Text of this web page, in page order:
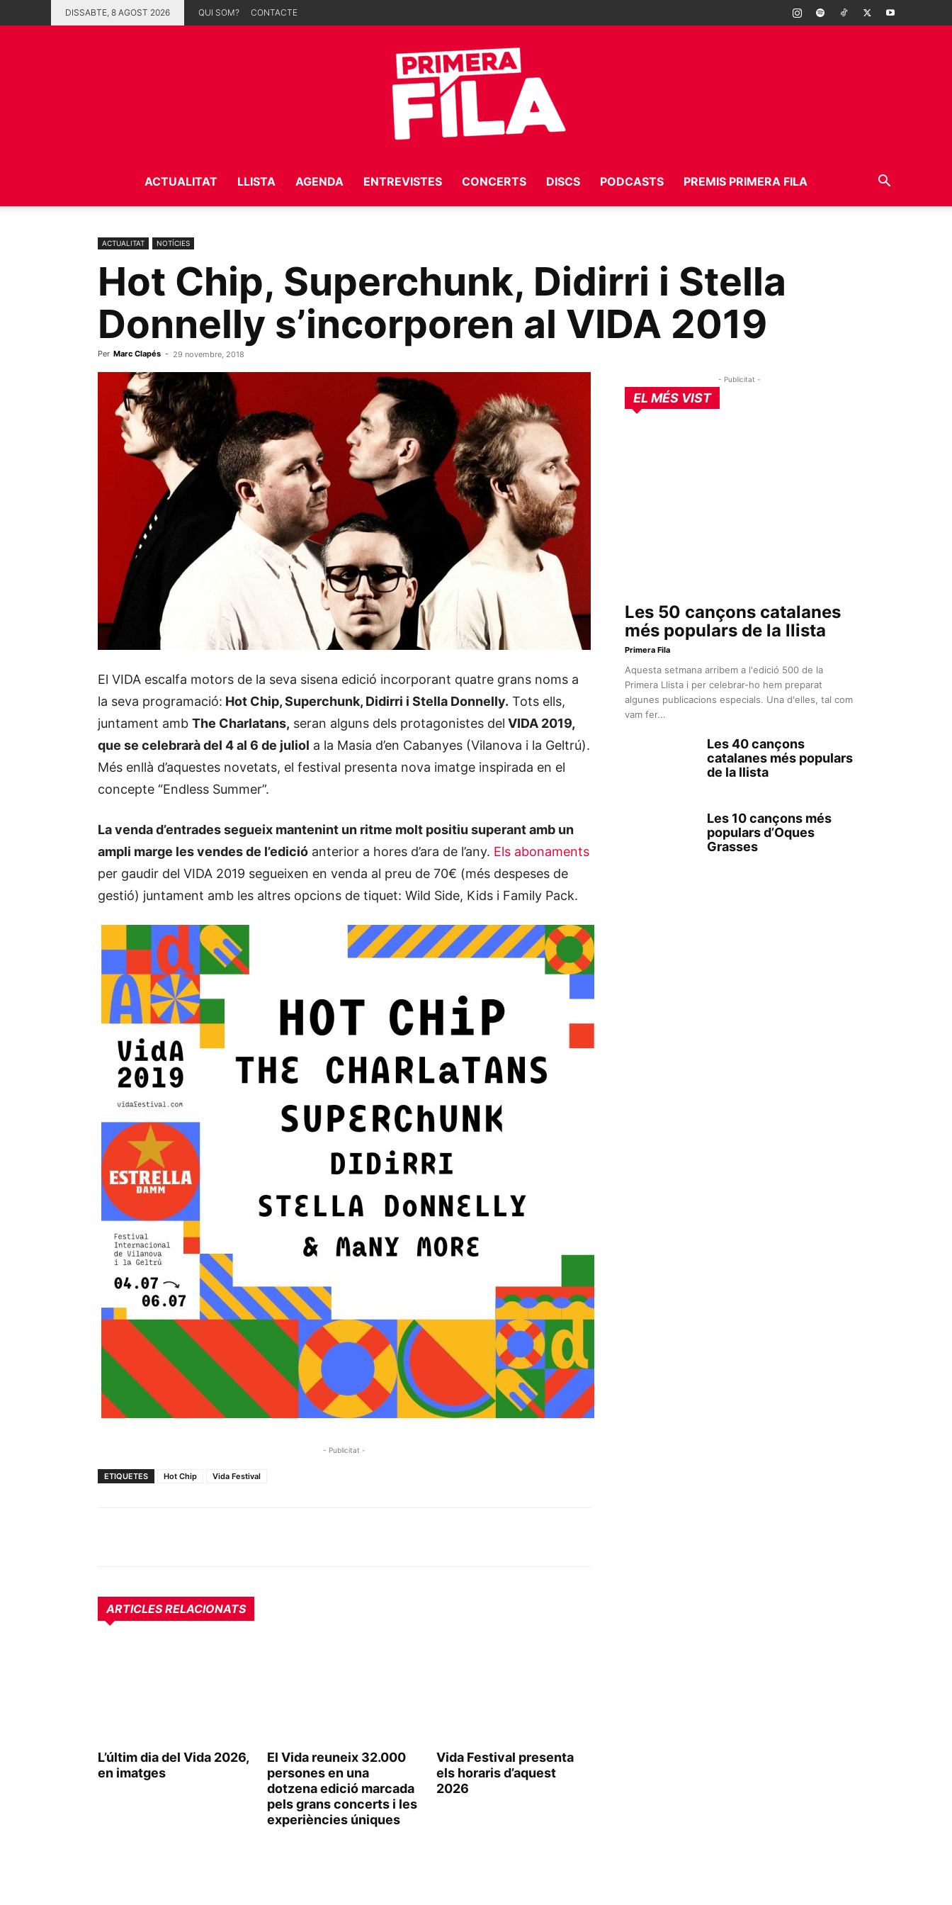
DISSABTE, 8 AGOST 2026 QUI SOM? CONTACTE
Fila
ACTUALITAT LLISTA AGENDA ENTREVISTES CONCERTS DISCS PODCASTS PREMIS PRIMERA FILA
ACTUALITAT NOTÍCIES
Hot Chip, Superchunk, Didirri i Stella
Donnelly s’incorporen al VIDA 2019
Per Marc Clapés - 29 novembre, 2018
El VIDA escalfa motors de la seva sisena edició incorporant quatre grans noms a
la seva programació: Hot Chip, Superchunk, Didirri i Stella Donnelly. Tots ells,
juntament amb The Charlatans, seran alguns dels protagonistes del VIDA 2019,
que se celebrarà del 4 al 6 de juliol a la Masia d’en Cabanyes (Vilanova i la Geltrú).
Més enllà d’aquestes novetats, el festival presenta nova imatge inspirada en el
concepte “Endless Summer”.
La venda d’entrades segueix mantenint un ritme molt positiu superant amb un
ampli marge les vendes de l’edició anterior a hores d’ara de l’any. Els abonaments
per gaudir del VIDA 2019 segueixen en venda al preu de 70€ (més despeses de
gestió) juntament amb les altres opcions de tiquet: Wild Side, Kids i Family Pack.
- Publicitat -
ETIQUETES Hot Chip Vida Festival
ARTICLES RELACIONATS
L’últim dia del Vida 2026,
en imatges
El Vida reuneix 32.000
persones en una
dotzena edició marcada
pels grans concerts i les
experiències úniques
Vida Festival presenta
els horaris d’aquest
2026
- Publicitat -
EL MÉS VIST
Les 50 cançons catalanes
més populars de la llista
Primera Fila
Aquesta setmana arribem a l'edició 500 de la
Primera Llista i per celebrar-ho hem preparat
algunes publicacions especials. Una d'elles, tal com
vam fer...
Les 40 cançons
catalanes més populars
de la llista
Les 10 cançons més
populars d’Oques
Grasses